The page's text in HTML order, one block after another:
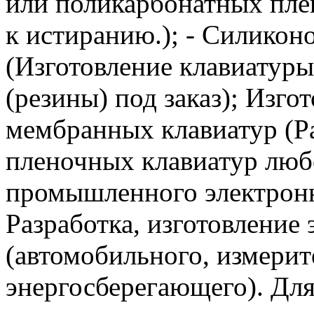
к истиранию.); -
(Изготовление
(резины) под заказ);
мембранных клавиатур
пленочных клавиатур
промышленного
Разработка,
(автомобильного,
энергосберегающего).